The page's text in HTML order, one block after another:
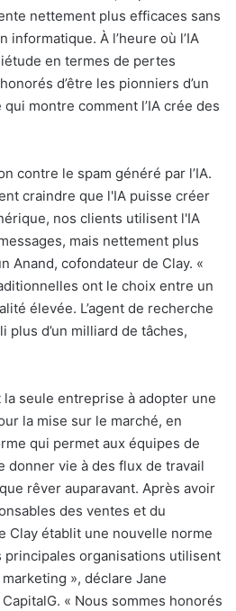
nettement plus efficaces sans
informatique. À l’heure où l’IA
en termes de pertes
d’être les pionniers d’un
montre comment l’IA crée des
contre le spam généré par l’IA.
craindre que l'IA puisse créer
nos clients utilisent l'IA
mais nettement plus
Anand, cofondateur de Clay. «
ont le choix entre un
élevée. L’agent de recherche
plus d’un milliard de tâches,
seule entreprise à adopter une
la mise sur le marché, en
qui permet aux équipes de
donner vie à des flux de travail
rêver auparavant. Après avoir
des ventes et du
Clay établit une nouvelle norme
principales organisations utilisent
», déclare Jane
« Nous sommes honorés